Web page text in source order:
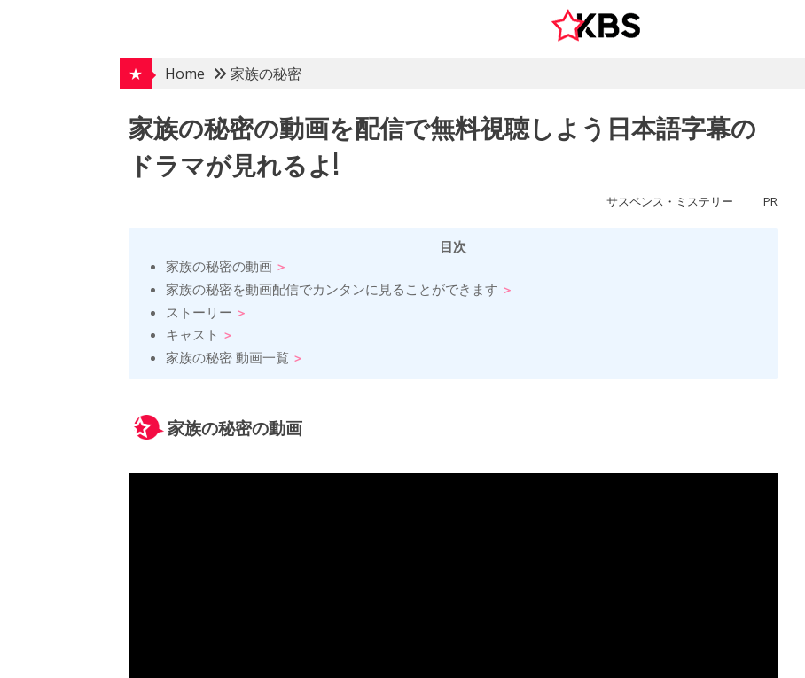
★
Home 家族の秘密
家族の秘密の動画を配信で無料視聴しよう日本語字幕の
ドラマが見れるよ!
サスペンス・ミステリー PR
目次
家族の秘密の動画
家族の秘密を動画配信でカンタンに見ることができます
ストーリー
キャスト
家族の秘密 動画一覧
家族の秘密の動画